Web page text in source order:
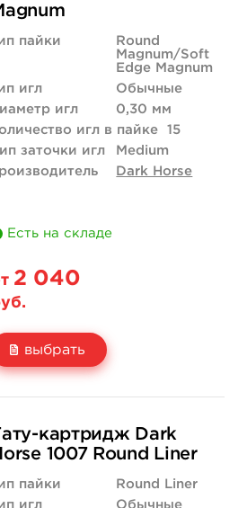
купить
пайки
Round
Magnum/Soft
Edge Magnum
игл
Обычные
игл
0,30 мм
игл в пайке
15
заточки игл
Medium
Dark Horse
Есть на складе
2 040
выбрать
руб.
купить
картридж Dark
1007 Round Liner
пайки
Round Liner
игл
Обычные